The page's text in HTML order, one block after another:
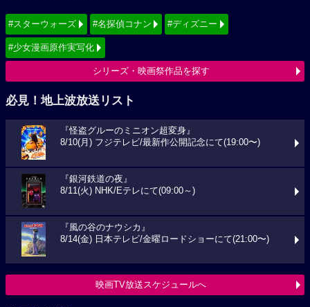
#スターウォーズ #名探偵コナン #ディズニー
#少女漫画原作実写化
シリーズ・映画祭作品を探す
必見！地上波放送リスト
『怪盗グルーのミニオン超変身』
8/10(月) フジテレビ/最新作公開記念にて(19:00〜)
『銀河鉄道の夜』
8/11(火) NHK/Eテレにて(09:00～)
『風の谷のナウシカ』
8/14(金) 日本テレビ/金曜ロードショーにて(21:00〜)
映画TV放送スケジュールへ